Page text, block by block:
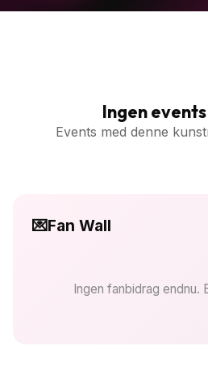
Ingen
Events med denne
💌Fan Wall
Ingen fanbidrag endnu.